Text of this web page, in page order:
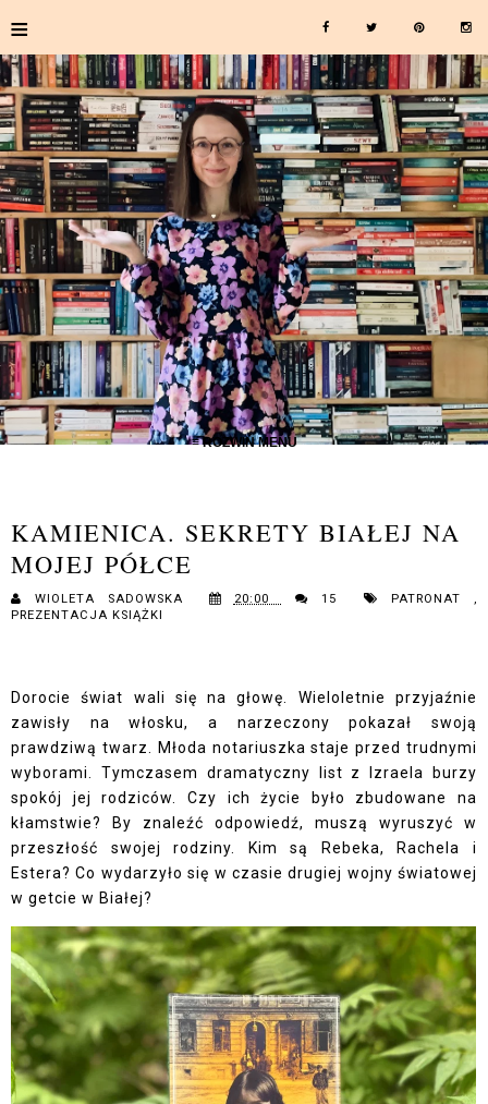
≡
≡ ROZWIŃ MENU
KAMIENICA. SEKRETY BIAŁEJ NA
MOJEJ PÓŁCE
WIOLETA SADOWSKA 20:00 15 PATRONAT,
PREZENTACJA KSIĄŻKI
Dorocie świat wali się na głowę. Wieloletnie przyjaźnie
zawisły na włosku, a narzeczony pokazał swoją
prawdziwą twarz. Młoda notariuszka staje przed trudnymi
wyborami. Tymczasem dramatyczny list z Izraela burzy
spokój jej rodziców. Czy ich życie było zbudowane na
kłamstwie? By znaleźć odpowiedź, muszą wyruszyć w
przeszłość swojej rodziny. Kim są Rebeka, Rachela i
Estera? Co wydarzyło się w czasie drugiej wojny światowej
w getcie w Białej?